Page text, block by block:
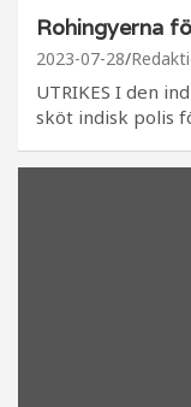
Rohingyerna
2023-07-28
UTRIKES I den
sköt indisk polis